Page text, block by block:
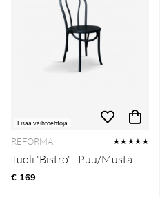
Lisää vaihtoehtoja
REFORMA ★★★★★
Tuoli 'Bistro' - Puu/Musta
€ 169